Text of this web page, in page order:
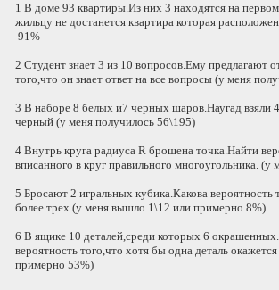
1 В доме 93 квартиры.Из них 3 находятся на
жильцу не достанется квартира которая
91%
2 Студент знает 3 из 10 вопросов.Ему предлагают
того,что он знает ответ на все вопросы (у меня
3 В наборе 8 белых и7 черных шаров.Наугад взяли
черный (у меня получилось 56\195)
4 Внутрь круга радиуса R брошена точка.Найти
вписанного в круг правильного многоугольника.
5 Бросают 2 игральных кубика.Какова
более трех (у меня вышло 1\12 или примерно 8%)
6 В ящике 10 деталей,среди которых 6
вероятность того,что хотя бы одна деталь
примерно 53%)